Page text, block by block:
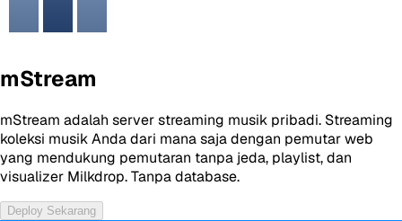
mStream
mStream adalah server streaming musik pribadi. Streaming
koleksi musik Anda dari mana saja dengan pemutar web
yang mendukung pemutaran tanpa jeda, playlist, dan
visualizer Milkdrop. Tanpa database.
Deploy Sekarang